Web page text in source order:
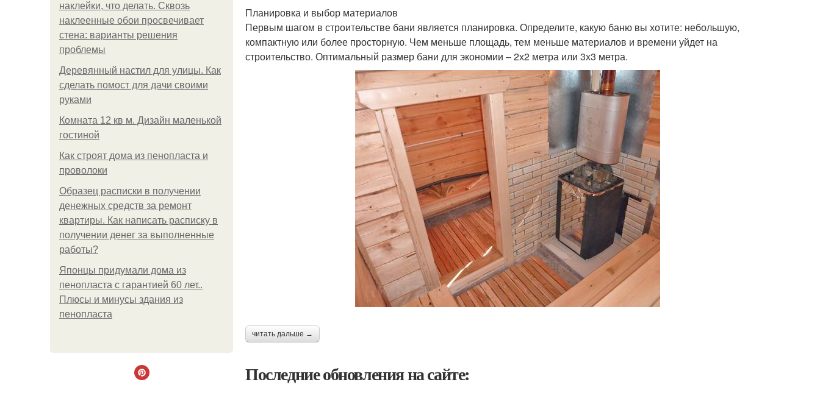
наклейки, что делать. Сквозь
наклеенные обои просвечивает
стена: варианты решения
проблемы
Деревянный настил для улицы. Как
сделать помост для дачи своими
руками
Комната 12 кв м. Дизайн маленькой
гостиной
Как строят дома из пенопласта и
проволоки
Образец расписки в получении
денежных средств за ремонт
квартиры. Как написать расписку в
получении денег за выполненные
работы?
Японцы придумали дома из
пенопласта с гарантией 60 лет..
Плюсы и минусы здания из
пенопласта
Планировка и выбор материалов
Первым шагом в строительстве бани является планировка. Определите, какую баню вы хотите: небольшую,
компактную или более просторную. Чем меньше площадь, тем меньше материалов и времени уйдет на
строительство. Оптимальный размер бани для экономии – 2х2 метра или 3х3 метра.
читать дальше →
Последние обновления на сайте: